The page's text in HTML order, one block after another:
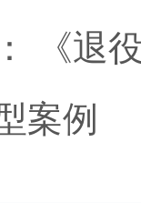
退役
案例